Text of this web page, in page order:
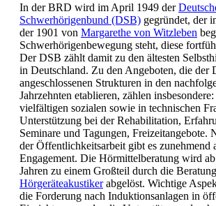
In der BRD wird im April 1949 der
Schwerhörigenbund (DSB) gegründet, der
der 1901 von Margarethe von Witzleben
Schwerhörigenbewegung steht, diese
Der DSB zählt damit zu den ältesten
in Deutschland. Zu den Angeboten, die der
angeschlossenen Strukturen in den
Jahrzehnten etablieren, zählen
vielfältigen sozialen sowie in technischen
Unterstützung bei der Rehabilitation,
Seminare und Tagungen, Freizeitangebote.
der Öffentlichkeitsarbeit gibt es zunehmend
Engagement. Die Hörmittelberatung wird
Jahren zu einem Großteil durch die
Hörgeräteakustikerabgelöst. Wichtige
die Forderung nach Induktionsanlagen in